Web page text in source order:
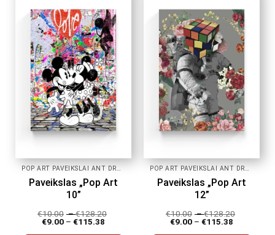
variants.
The
options
may
be
chosen
on
the
product
page
variants.
The
options
may
be
chosen
on
the
product
page
Paveikslas „Pop Art
10”
€10.00 –€128.20
€9.00 – €115.38
Paveikslas „Pop Art
12”
€10.00 –€128.20
€9.00 – €115.38